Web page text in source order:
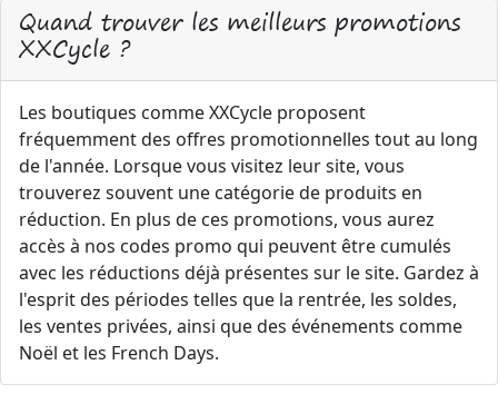
Quand trouver les meilleurs promotions
XXCycle ?
Les boutiques comme XXCycle proposent
fréquemment des offres promotionnelles tout au long
de l'année. Lorsque vous visitez leur site, vous
trouverez souvent une catégorie de produits en
réduction. En plus de ces promotions, vous aurez
accès à nos codes promo qui peuvent être cumulés
avec les réductions déjà présentes sur le site. Gardez à
l'esprit des périodes telles que la rentrée, les soldes,
les ventes privées, ainsi que des événements comme
Noël et les French Days.